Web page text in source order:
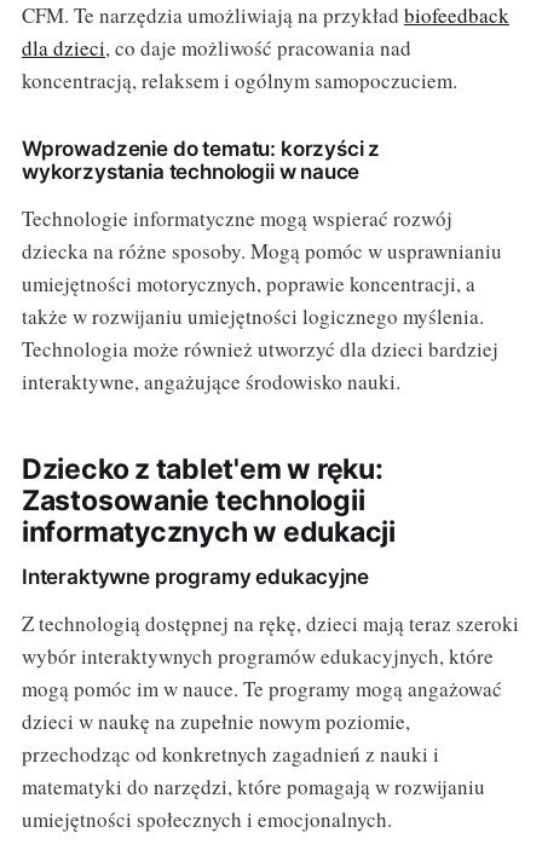
CFM. Te narzędzia umożliwiają na przykład biofeedback
dla dzieci, co daje możliwość pracowania nad
koncentracją, relaksem i ogólnym samopoczuciem.
Wprowadzenie do tematu: korzyści z
wykorzystania technologii w nauce
Technologie informatyczne mogą wspierać rozwój
dziecka na różne sposoby. Mogą pomóc w usprawnianiu
umiejętności motorycznych, poprawie koncentracji, a
także w rozwijaniu umiejętności logicznego myślenia.
Technologia może również utworzyć dla dzieci bardziej
interaktywne, angażujące środowisko nauki.
Dziecko z tablet'em w ręku:
Zastosowanie technologii
informatycznych w edukacji
Interaktywne programy edukacyjne
Z technologią dostępnej na rękę, dzieci mają teraz szeroki
wybór interaktywnych programów edukacyjnych, które
mogą pomóc im w nauce. Te programy mogą angażować
dzieci w naukę na zupełnie nowym poziomie,
przechodząc od konkretnych zagadnień z nauki i
matematyki do narzędzi, które pomagają w rozwijaniu
umiejętności społecznych i emocjonalnych.